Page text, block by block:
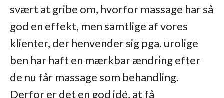
svært at gribe om, hvorfor massage har så
god en effekt, men samtlige af vores
klienter, der henvender sig pga. urolige
ben har haft en mærkbar ændring efter
de nu får massage som behandling.
Derfor er det en god idé, at få